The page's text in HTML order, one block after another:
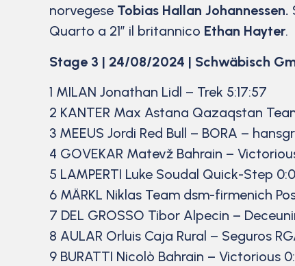
norvegese Tobias Hallan Johannessen.
Quarto a 21″ il britannico Ethan Hayter.
Stage 3 | 24/08/2024 | Schwäbisch
1 MILAN Jonathan Lidl – Trek 5:17:57
2 KANTER Max Astana Qazaqstan
3 MEEUS Jordi Red Bull – BORA –
4 GOVEKAR Matevž Bahrain –
5 LAMPERTI Luke Soudal Quick-Step
6 MÄRKL Niklas Team dsm-firmenich
7 DEL GROSSO Tibor Alpecin –
8 AULAR Orluis Caja Rural – Seguros
9 BURATTI Nicolò Bahrain – Victorious